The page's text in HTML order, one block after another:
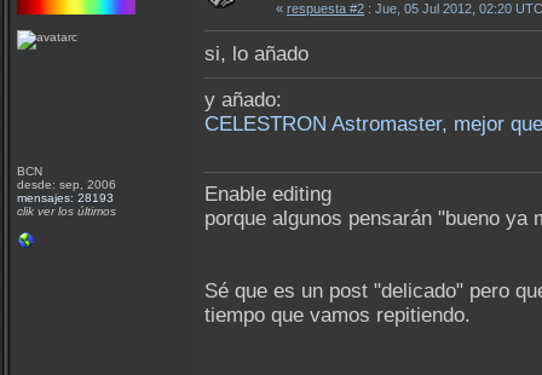
BCN
desde: sep, 2006
mensajes: 28193
clik ver los últimos
« respuesta #2 : Jue, 05 Jul 2012, 02:20
si, lo añado
y añado:
CELESTRON Astromaster, mejor
Enable editing
porque algunos pensarán "bueno
Sé que es un post "delicado" pero
tiempo que vamos repitiendo.